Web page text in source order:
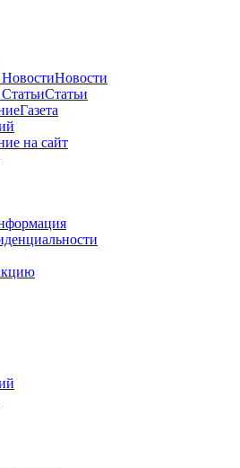
Новости
Статьи
Газета
на сайт